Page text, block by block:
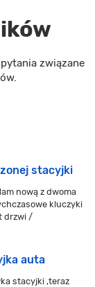
związane
stacyjki
nową z dwoma
kluczyki
drzwi /
auta
stacyjki ,teraz